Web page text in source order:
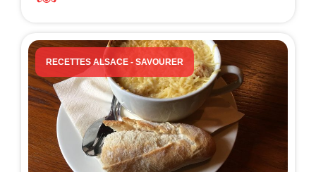
RECETTES ALSACE - SAVOURER